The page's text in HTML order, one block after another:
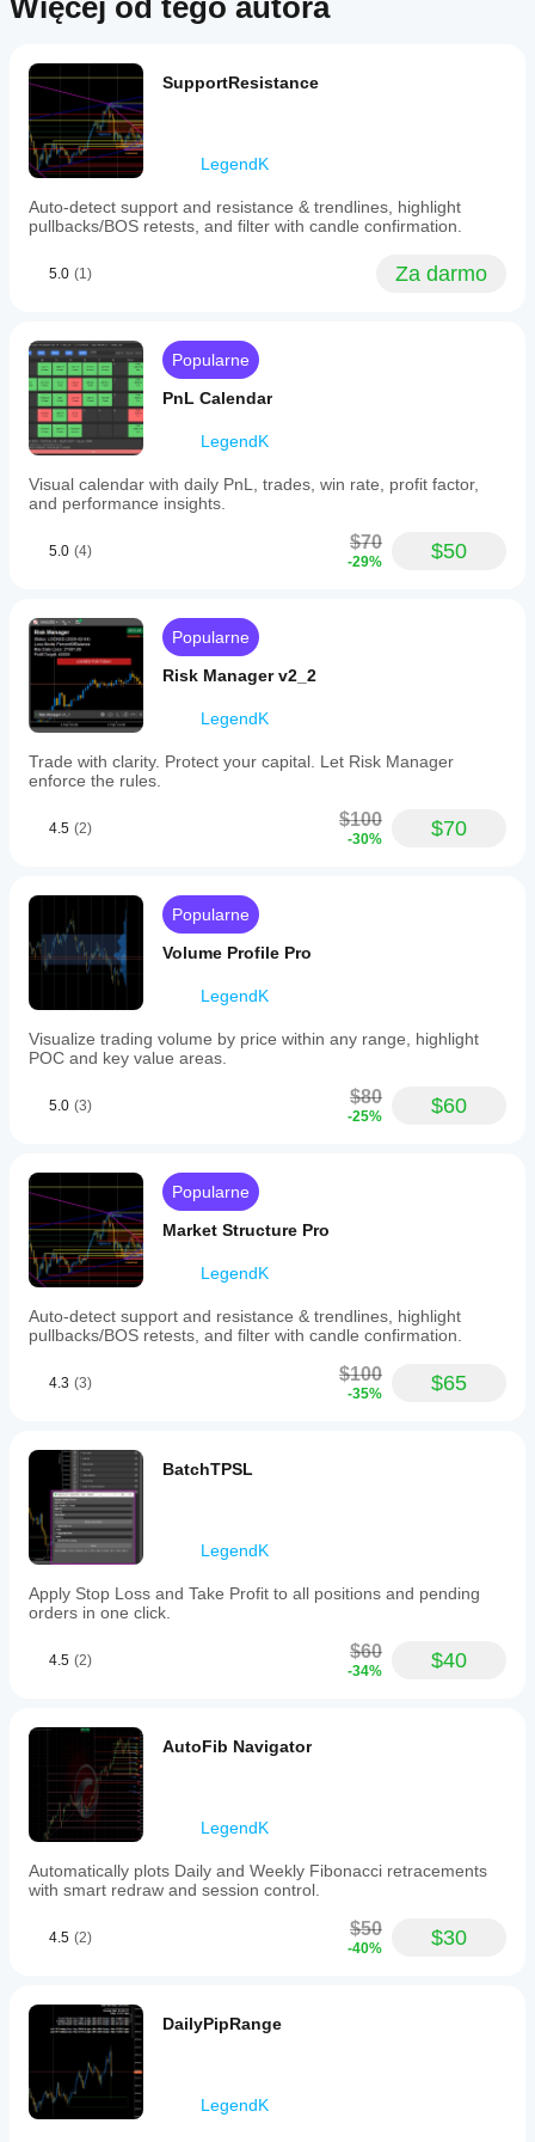
and
points.
It
highlights
pullbacks
and
of
structure
providing
for
potential
trade
entries.
The
indicator
incorporates
confirmation
to
signals,
the
accuracy
of
trade
setups.
It
multiple
markets
cryptocurrencies
ETH),
commodities
(e.g.,
gold,
oil),
(e.g.,
SP500),
and
Key
identification
of
swing
structures,
highlighting
of
zones,
and
candle
This
tool
is
intended
for
use
on
symbols
and
to
identifying
potential
reversal
or
continuation
points
on
market
do różnych
okresów,
aby
zrozumieć,
jak
zachowuje
się w
warunkach
rynkowych.
powinienem/powinnam
wskaźnika?
Tak, możesz
modyfikować
parametry,
aby
dostosować
swojej
strategii.
spersonalizowanych rekomendacji ani nie gwarantuje przyszłych
Więcej od tego autora
SupportResistance
LegendK
Auto-detect support and resistance & trendlines, highlight
pullbacks/BOS retests, and filter with candle confirmation.
5.0 (1) Za darmo
Popularne
PnL Calendar
LegendK
Visual calendar with daily PnL, trades, win rate, profit factor,
and performance insights.
5.0 (4) $70
-29% $50
Popularne
Risk Manager v2_2
LegendK
Trade with clarity. Protect your capital. Let Risk Manager
enforce the rules.
4.5 (2) $100
-30% $70
Popularne
Volume Profile Pro
LegendK
Visualize trading volume by price within any range, highlight
POC and key value areas.
5.0 (3) $80
-25% $60
Popularne
Market Structure Pro
LegendK
Auto-detect support and resistance & trendlines, highlight
pullbacks/BOS retests, and filter with candle confirmation.
4.3 (3) $100
-35% $65
BatchTPSL
LegendK
Apply Stop Loss and Take Profit to all positions and pending
orders in one click.
4.5 (2) $60
-34% $40
AutoFib Navigator
LegendK
Automatically plots Daily and Weekly Fibonacci retracements
with smart redraw and session control.
4.5 (2) $50
-40% $30
DailyPipRange
LegendK